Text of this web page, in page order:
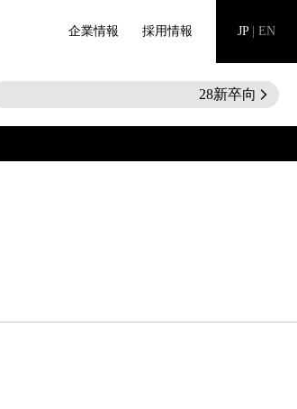
企業情報 採用情報 JP EN
28新卒向けイン
arrow_forward_ios